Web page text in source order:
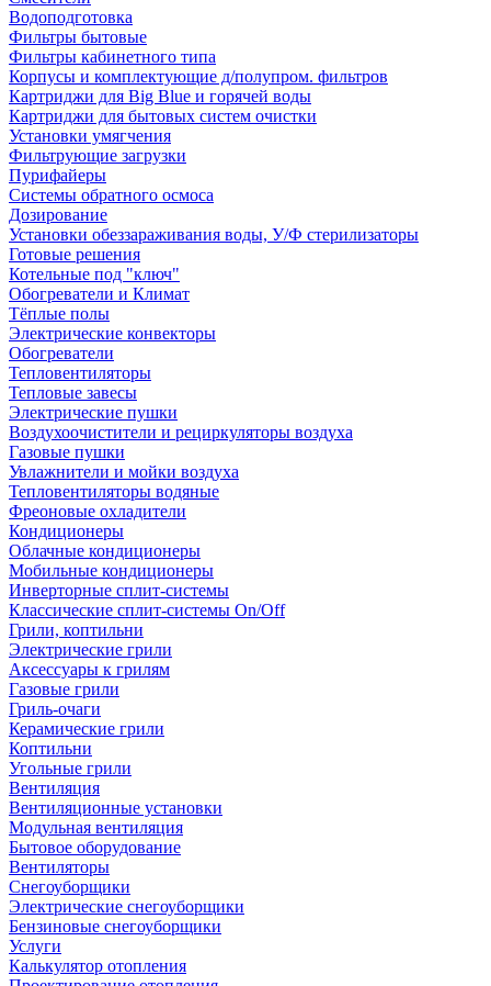
Водоподготовка
Фильтры бытовые
Фильтры кабинетного типа
Корпусы и комплектующие д/полупром. фильтров
Картриджи для Big Blue и горячей воды
Картриджи для бытовых систем очистки
Установки умягчения
Фильтрующие загрузки
Пурифайеры
Системы обратного осмоса
Дозирование
Установки обеззараживания воды, У/Ф стерилизаторы
Готовые решения
Котельные под "ключ"
Обогреватели и Климат
Тёплые полы
Электрические конвекторы
Обогреватели
Тепловентиляторы
Тепловые завесы
Электрические пушки
Воздухоочистители и рециркуляторы воздуха
Газовые пушки
Увлажнители и мойки воздуха
Тепловентиляторы водяные
Фреоновые охладители
Кондиционеры
Облачные кондиционеры
Мобильные кондиционеры
Инверторные сплит-системы
Классические сплит-системы On/Off
Грили, коптильни
Электрические грили
Аксессуары к грилям
Газовые грили
Гриль-очаги
Керамические грили
Коптильни
Угольные грили
Вентиляция
Вентиляционные установки
Модульная вентиляция
Бытовое оборудование
Вентиляторы
Снегоуборщики
Электрические снегоуборщики
Бензиновые снегоуборщики
Услуги
Калькулятор отопления